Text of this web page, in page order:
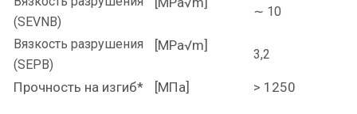
(SEVNB)
∼ 10
Вязкость разрушения
(SEPB)
[MPa√m]
3,2
Прочность на изгиб* [МПа] > 1250